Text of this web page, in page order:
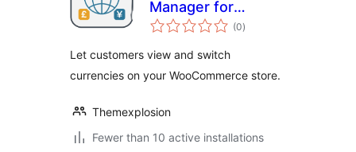
Manager for
WooCommerce
(0total
ratings
)
Let customers view and switch
currencies on your WooCommerce store.
Themexplosion
Fewer than 10 active installations